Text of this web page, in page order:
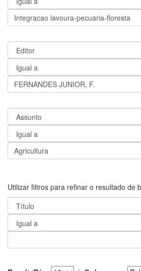
Utilizar filtros para refinar o resultado de